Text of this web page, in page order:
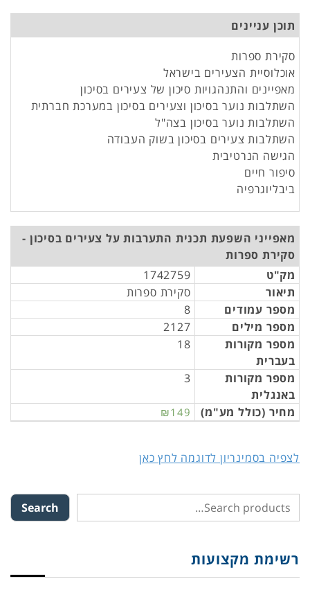
תוכן עניינים
סקירת ספרות
אוכלוסיית הצעירים בישראל
מאפיינים והתנהגויות סיכון של צעירים בסיכון
השתלבות נוער בסיכון וצעירים בסיכון במערכת חברתית
השתלבות נוער בסיכון בצה"ל
השתלבות צעירים בסיכון בשוק העבודה
הגישה הנרטיבית
סיפור חיים
ביבליוגרפיה
מאפייני השפעת תכנית התערבות על צעירים בסיכון -
סקירת ספרות
מק"ט
1742759
תיאור
סקירת ספרות
מספר עמודים
8
מספר מילים
2127
מספר מקורות
בעברית
18
מספר מקורות
באנגלית
3
מחיר (כולל מע"מ) ₪149
לצפיה בסמינריון לדוגמה לחץ כאן
Search
רשימת מקצועות